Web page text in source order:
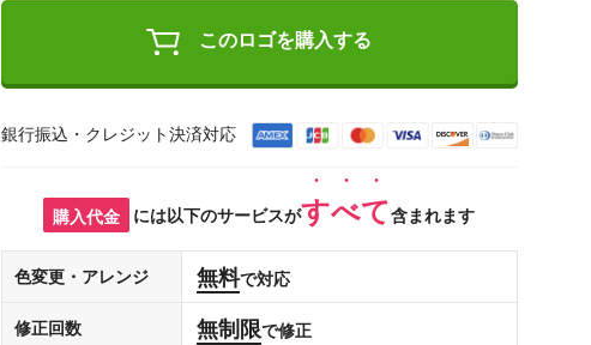
このロゴを購入する
銀行振込・クレジット決済対応
購入代金 には以下のサービスがすべて含まれます
色変更・アレンジ 無料で対応
修正回数 無制限で修正